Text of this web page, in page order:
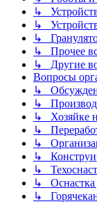
↳
↳
↳
↳ Прочее
↳ Другие
Вопросы
↳
↳
↳ Хозяйке
↳
↳
↳
↳
↳ Оснастка
↳